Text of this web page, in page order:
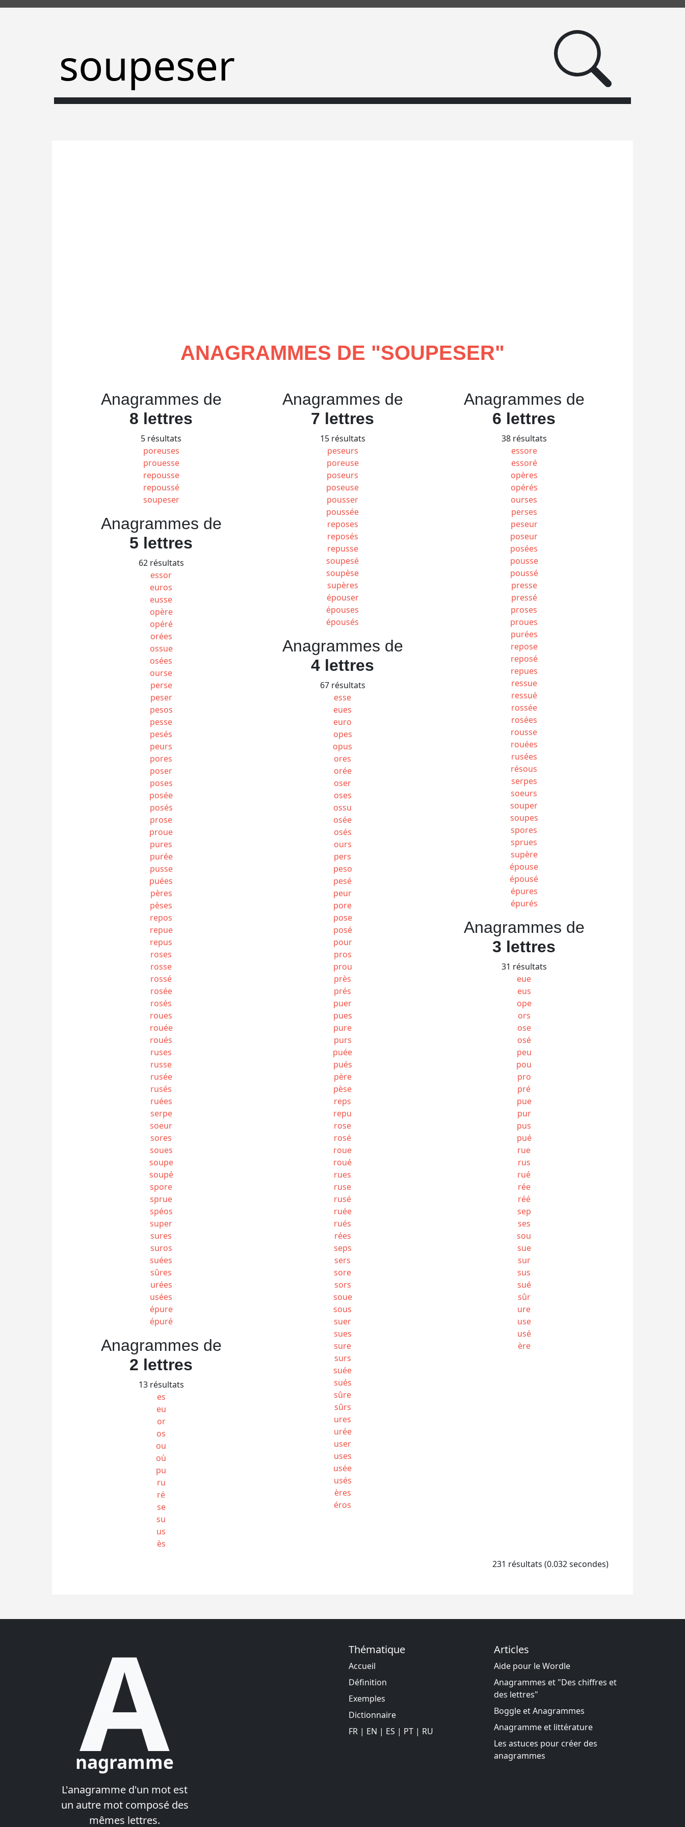
ANAGRAMMES DE "SOUPESER"
Anagrammes de
8 lettres
5 résultats
poreuses
prouesse
repousse
repoussé
soupeser
Anagrammes de
7 lettres
15 résultats
peseurs
poreuse
poseurs
poseuse
pousser
poussée
reposes
reposés
repusse
soupesé
soupèse
supères
épouser
épouses
épousés
Anagrammes de
6 lettres
38 résultats
essore
essoré
opères
opérés
ourses
perses
peseur
poseur
posées
pousse
poussé
presse
pressé
proses
proues
purées
repose
reposé
repues
ressue
ressué
rossée
rosées
rousse
rouées
rusées
résous
serpes
soeurs
souper
soupes
spores
sprues
supère
épouse
épousé
épures
épurés
Anagrammes de
5 lettres
62 résultats
essor
euros
eusse
opère
opéré
orées
ossue
osées
ourse
perse
peser
pesos
pesse
pesés
peurs
pores
poser
poses
posée
posés
prose
proue
pures
purée
pusse
puées
pères
pèses
repos
repue
repus
roses
rosse
rossé
rosée
rosés
roues
rouée
roués
ruses
russe
rusée
rusés
ruées
serpe
soeur
sores
soues
soupe
soupé
spore
sprue
spéos
super
sures
suros
suées
sûres
urées
usées
épure
épuré
Anagrammes de
4 lettres
67 résultats
esse
eues
euro
opes
opus
ores
orée
oser
oses
ossu
osée
osés
ours
pers
peso
pesé
peur
pore
pose
posé
pour
pros
prou
près
prés
puer
pues
pure
purs
puée
pués
père
pèse
reps
repu
rose
rosé
roue
roué
rues
ruse
rusé
ruée
rués
rées
seps
sers
sore
sors
soue
sous
suer
sues
sure
surs
suée
sués
sûre
sûrs
ures
urée
user
uses
usée
usés
ères
éros
Anagrammes de
3 lettres
31 résultats
eue
eus
ope
ors
ose
osé
peu
pou
pro
pré
pue
pur
pus
pué
rue
rus
rué
rée
réé
sep
ses
sou
sue
sur
sus
sué
sûr
ure
use
usé
ère
Anagrammes de
2 lettres
13 résultats
es
eu
or
os
ou
où
pu
ru
ré
se
su
us
ès
231 résultats (0.032 secondes)
A
nagramme
L'anagramme d'un mot est
un autre mot composé des
mêmes lettres.
Thématique
Accueil
Définition
Exemples
Dictionnaire
FR | EN | ES | PT | RU
Articles
Aide pour le Wordle
Anagrammes et "Des chiffres et
des lettres"
Boggle et Anagrammes
Anagramme et littérature
Les astuces pour créer des
anagrammes